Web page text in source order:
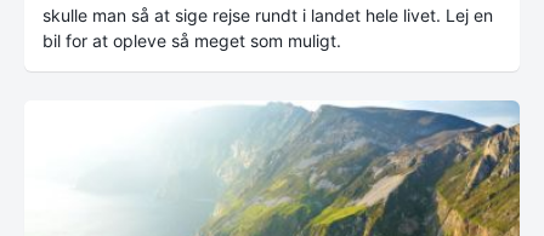
skulle man så at sige rejse rundt i landet hele livet. Lej en
bil for at opleve så meget som muligt.